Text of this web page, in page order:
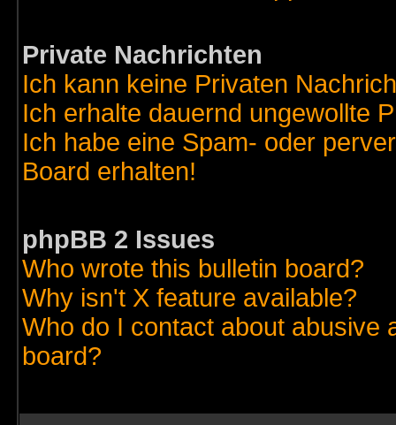
Private Nachrichten
Ich kann keine Privaten
Ich erhalte dauernd ungewollte
Ich habe eine Spam- oder
Board erhalten!
phpBB 2 Issues
Who wrote this bulletin board?
Why isn't X feature available?
Who do I contact about abusive
board?